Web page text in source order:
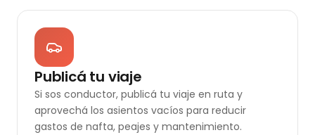
Publicá tu viaje
Si sos conductor, publicá tu viaje en ruta y
aprovechá los asientos vacíos para reducir
gastos de nafta, peajes y mantenimiento.